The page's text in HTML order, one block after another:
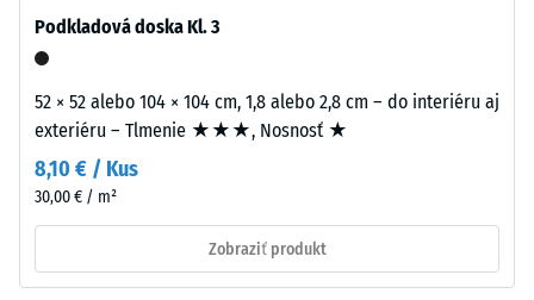
struktura
Nášľapná
vrstva
hrúbkou
približne
mm
tlmenie
Trieda
DS (EN 14041) -
Hodnota
stupnice 5 =
Koeficient
proti oderu
Podkladová doska Kl. 3
52 × 52 alebo 104 × 104 cm, 1,8 alebo 2,8 cm – do interiéru aj
exteriéru – Tlmenie ★★★, Nosnosť ★
8,10 € / Kus
30,00 € / m²
Zobraziť produkt